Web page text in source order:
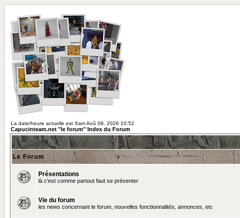
La date/heure actuelle est Sam Aoû 08, 2026 10:52
Capucinteam.net "le forum" Index du Forum
Le Forum
Présentations
là c'est comme partout faut se présenter
Vie du forum
les news concernant le forum, nouvelles fonctionnalités, annonces, etc